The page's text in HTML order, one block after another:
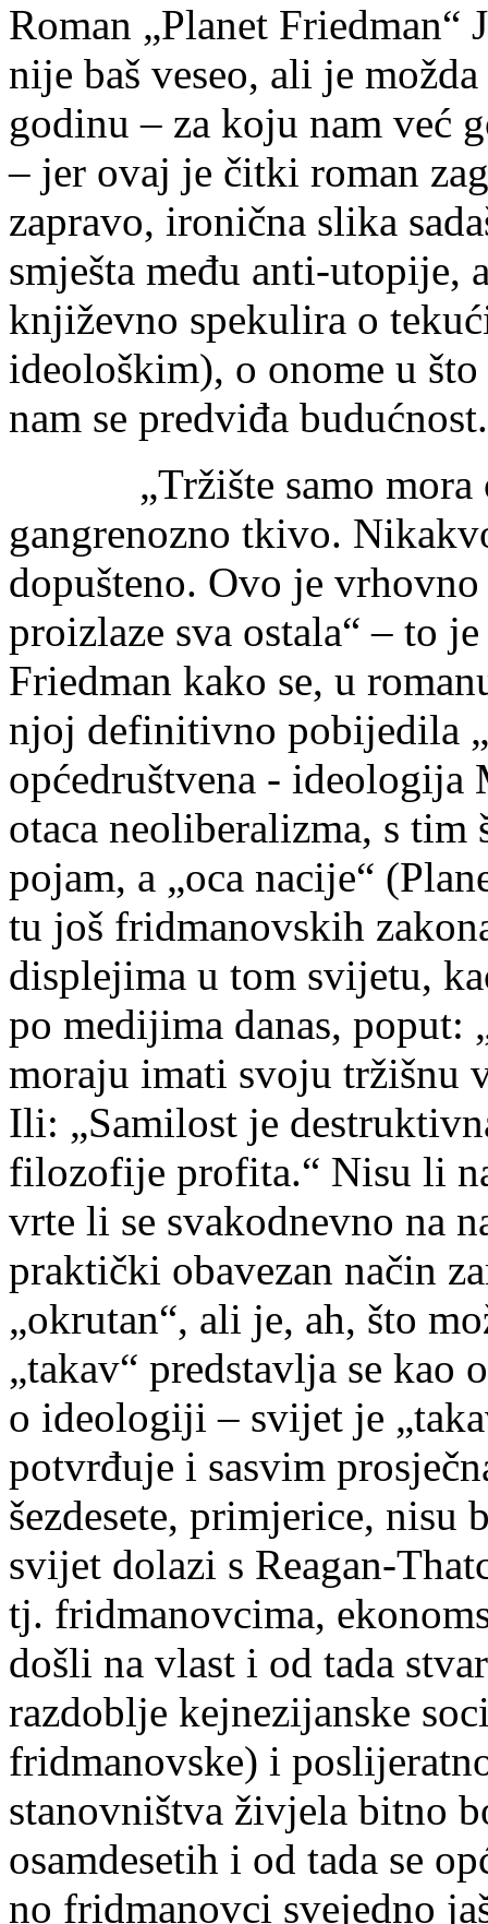
Roman „Planet
nije baš veseo, ali je
godinu – za koju nam već
– jer ovaj je čitki roman
zapravo, ironična slika
smješta među anti-utopije,
književno spekulira o
ideološkim), o onome u
nam se predviđa budućnost.
„Tržište samo mora
gangrenozno tkivo.
dopušteno. Ovo je
proizlaze sva ostala“ – to
Friedman kako se, u
njoj definitivno pobijedila
općedruštvena - ideologija
otaca neoliberalizma, s
pojam, a „oca nacije“
tu još fridmanovskih
displejima u tom svijetu,
po medijima danas, poput:
moraju imati svoju tržišnu
Ili: „Samilost je
filozofije profita.“ Nisu li
vrte li se svakodnevno na
praktički obavezan način
„okrutan“, ali je, ah, što
„takav“ predstavlja se kao
o ideologiji – svijet je
potvrđuje i sasvim
šezdesete, primjerice, nisu
svijet dolazi s Reagan-
tj. fridmanovcima,
došli na vlast i od tada
razdoblje kejnezijanske
fridmanovske) i
stanovništva živjela bitno
osamdesetih i od tada se
no fridmanovci svejedno